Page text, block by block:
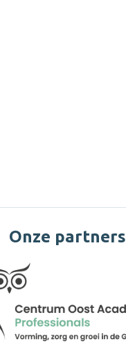
Onze partners